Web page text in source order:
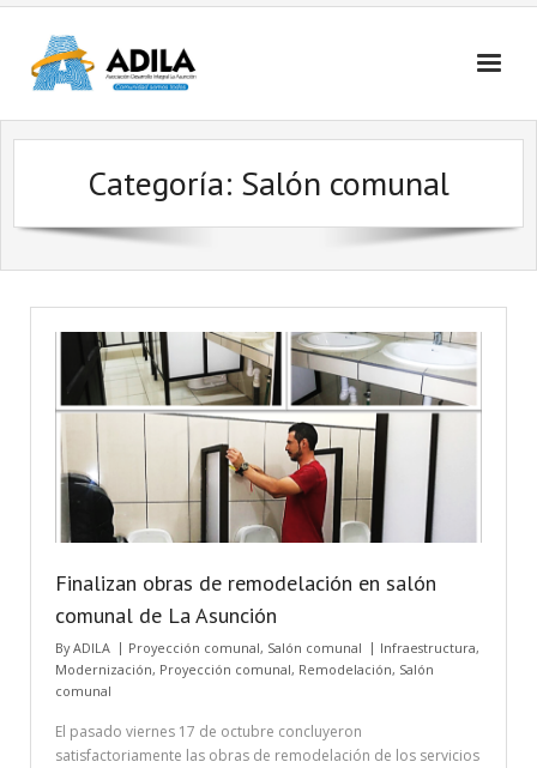
Nosotros
Contactanos
Categoría: Salón comunal
Finalizan obras de remodelación en salón
comunal de La Asunción
ByADILA Proyección comunal, Salón comunal Infraestructura,
Modernización, Proyección comunal, Remodelación, Salón
comunal
El pasado viernes 17 de octubre concluyeron
satisfactoriamente las obras de remodelación de los servicios